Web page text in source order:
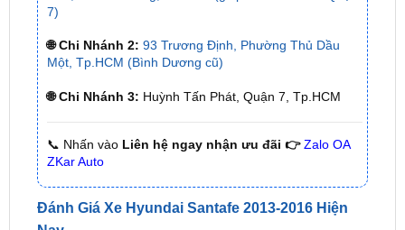
Một, Tp.HCM (Bình Dương cũ)
🌐 Chi Nhánh 3: Huỳnh Tấn Phát, Quận 7, Tp.HCM
📞 Nhấn vàoLiên hệ ngay nhận ưu đãi 👉 Zalo OA
Đánh Giá Xe Hyundai Santafe 2013-2016 Hiện
Nay
Ở phiên bản mới,Santa Fetrang bị dòng động cơ